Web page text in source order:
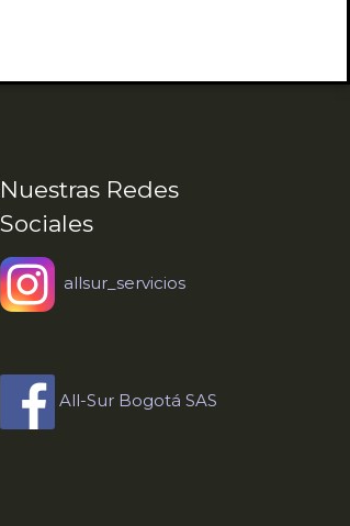
Nuestras Redes
Sociales
allsur_servicios
All-Sur Bogotá SAS